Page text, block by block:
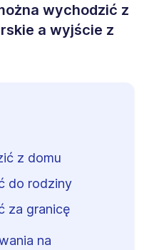
wychodzić z
a wyjście z
z domu
do rodziny
za granicę
na